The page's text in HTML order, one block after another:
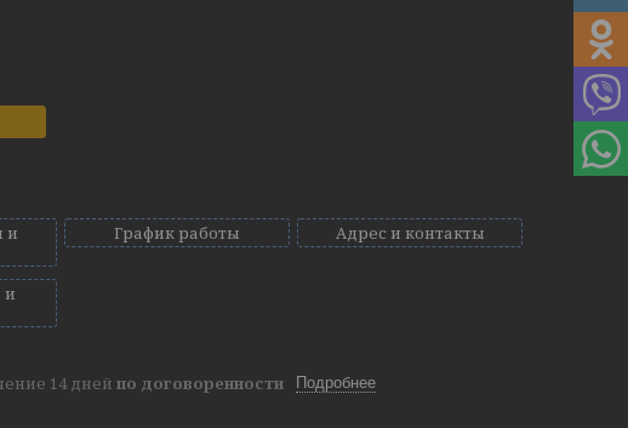
и
График работы Адрес и контакты
и
14 дней по договоренности Подробнее